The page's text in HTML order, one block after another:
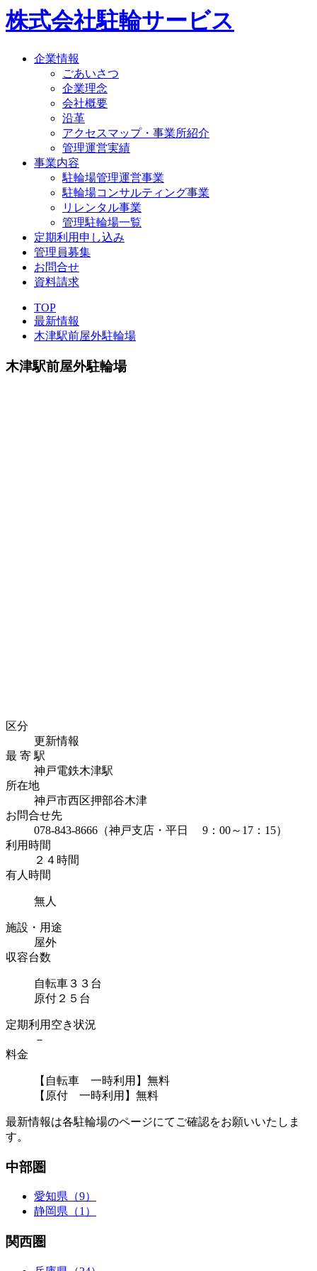
株式会社駐輪サービス
企業情報
ごあいさつ
企業理念
会社概要
沿革
アクセスマップ・事業所紹介
管理運営実績
事業内容
駐輪場管理運営事業
駐輪場コンサルティング事業
リレンタル事業
管理駐輪場一覧
定期利用申し込み
管理員募集
お問合せ
資料請求
TOP
最新情報
木津駅前屋外駐輪場
木津駅前屋外駐輪場
区分
更新情報
最 寄 駅
神戸電鉄木津駅
所在地
神戸市西区押部谷木津
お問合せ先
078-843-8666（神戸支店・平日 9：00～17：15）
利用時間
２４時間
有人時間
無人
施設・用途
屋外
収容台数
自転車３３台
原付２５台
定期利用空き状況
－
料金
【自転車 一時利用】無料
【原付 一時利用】無料
最新情報は各駐輪場のページにてご確認をお願いいたしま
す。
中部圏
愛知県（9）
静岡県（1）
関西圏